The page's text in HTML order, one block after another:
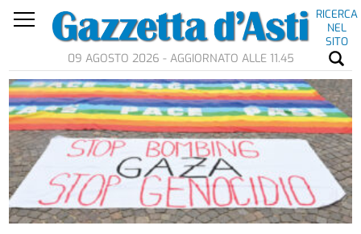
RICERCA
NEL
SITO
09 AGOSTO 2026 - AGGIORNATO ALLE 11.45